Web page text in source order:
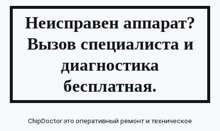
Неисправен аппарат?
Вызов специалиста и
диагностика
бесплатная.
ChipDoctor это оперативный ремонт и техническое